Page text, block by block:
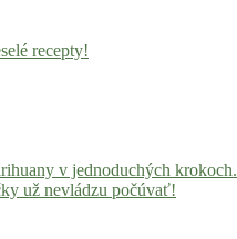
recepty!
v jednoduchých krokoch.
už nevládzu počúvať!